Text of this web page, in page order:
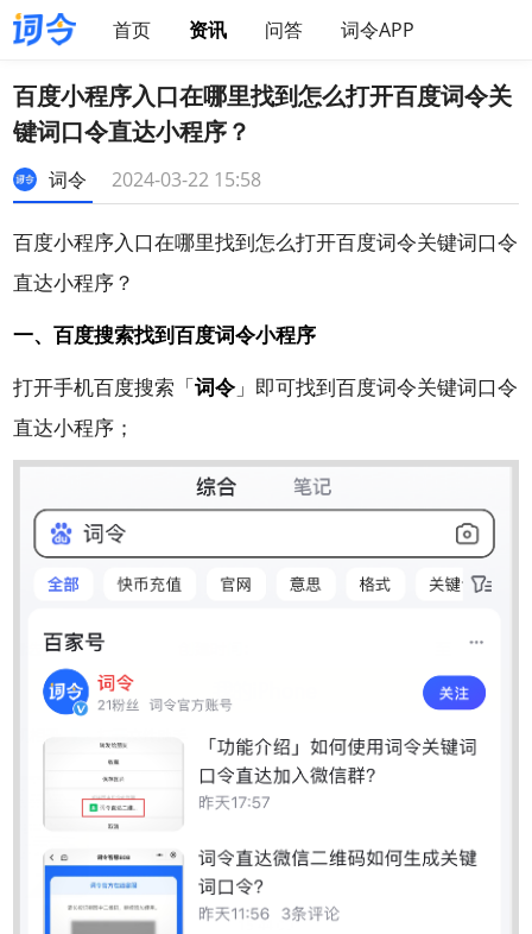
首页 资讯 问答 词令APP
百度小程序入口在哪里找到怎么打开百度词令关
键词口令直达小程序？
词令 2024-03-22 15:58
百度小程序入口在哪里找到怎么打开百度词令关键词口令
直达小程序？
一、百度搜索找到百度词令小程序
打开手机百度搜索「词令 」即可找到百度词令关键词口令
直达小程序；